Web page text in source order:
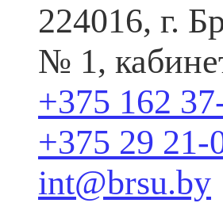
224016, г.
№ 1,
+375 162
+375 29
int@brsu.by